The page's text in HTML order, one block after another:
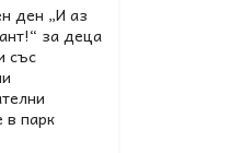
ден „И аз
за деца
със
в парк